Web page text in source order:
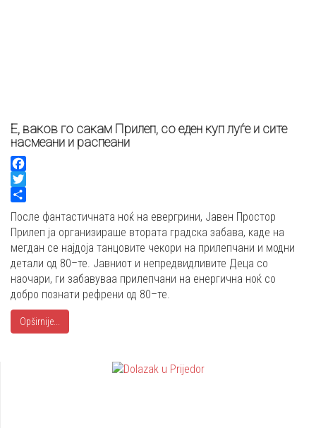
Е, ваков го сакам Прилеп, со еден куп луѓе и сите
насмеани и распеани
Facebook
Twitter
Share
После фантастичната ноќ на евергрини, Јавен Простор
Прилеп ја организираше втората градска забава, каде на
мегдан се најдоја танцовите чекори на прилепчани и модни
детали од 80–те. Јавниот и непредвидливите Деца со
наочари, ги забавуваа прилепчани на енергична ноќ со
добро познати рефрени од 80–те.
Opširnije...